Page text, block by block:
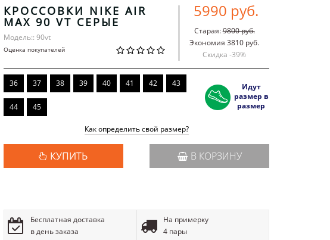
КРОССОВКИ NIKE AIR
MAX 90 VT СЕРЫЕ
Модель:: 90vt
Оценка покупателей
5990 руб.
Старая:9800 руб.
Экономия 3810 руб.
Скидка -39%
36 37 38 39 40 41 42 43
44 45
Идут
размер в
размер
Как определить свой размер?
КУПИТЬ В КОРЗИНУ
Бесплатная доставка
в день заказа
На примерку
4 пары